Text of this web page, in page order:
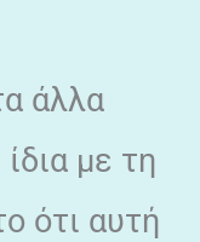
άλλα
με τη
ότι αυτή